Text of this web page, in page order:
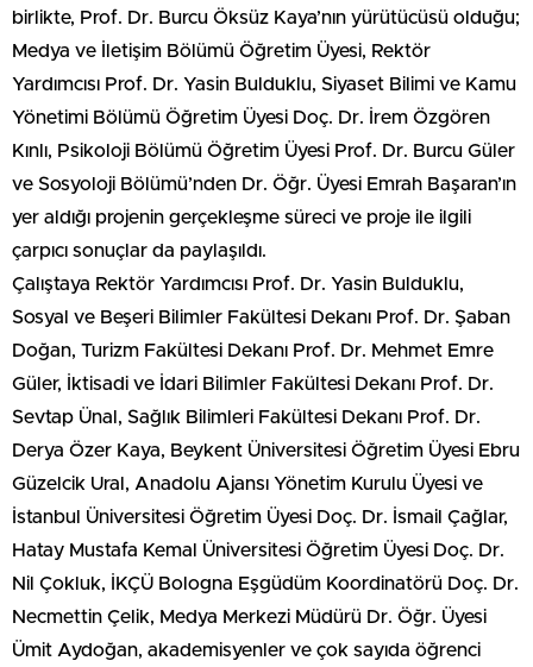
birlikte, Prof. Dr. Burcu Öksüz Kaya’nın yürütücüsü olduğu;
Medya ve İletişim Bölümü Öğretim Üyesi, Rektör
Yardımcısı Prof. Dr. Yasin Bulduklu, Siyaset Bilimi ve Kamu
Yönetimi Bölümü Öğretim Üyesi Doç. Dr. İrem Özgören
Kınlı, Psikoloji Bölümü Öğretim Üyesi Prof. Dr. Burcu Güler
ve Sosyoloji Bölümü’nden Dr. Öğr. Üyesi Emrah Başaran’ın
yer aldığı projenin gerçekleşme süreci ve proje ile ilgili
çarpıcı sonuçlar da paylaşıldı.
Çalıştaya Rektör Yardımcısı Prof. Dr. Yasin Bulduklu,
Sosyal ve Beşeri Bilimler Fakültesi Dekanı Prof. Dr. Şaban
Doğan, Turizm Fakültesi Dekanı Prof. Dr. Mehmet Emre
Güler, İktisadi ve İdari Bilimler Fakültesi Dekanı Prof. Dr.
Sevtap Ünal, Sağlık Bilimleri Fakültesi Dekanı Prof. Dr.
Derya Özer Kaya, Beykent Üniversitesi Öğretim Üyesi Ebru
Güzelcik Ural, Anadolu Ajansı Yönetim Kurulu Üyesi ve
İstanbul Üniversitesi Öğretim Üyesi Doç. Dr. İsmail Çağlar,
Hatay Mustafa Kemal Üniversitesi Öğretim Üyesi Doç. Dr.
Nil Çokluk, İKÇÜ Bologna Eşgüdüm Koordinatörü Doç. Dr.
Necmettin Çelik, Medya Merkezi Müdürü Dr. Öğr. Üyesi
Ümit Aydoğan, akademisyenler ve çok sayıda öğrenci